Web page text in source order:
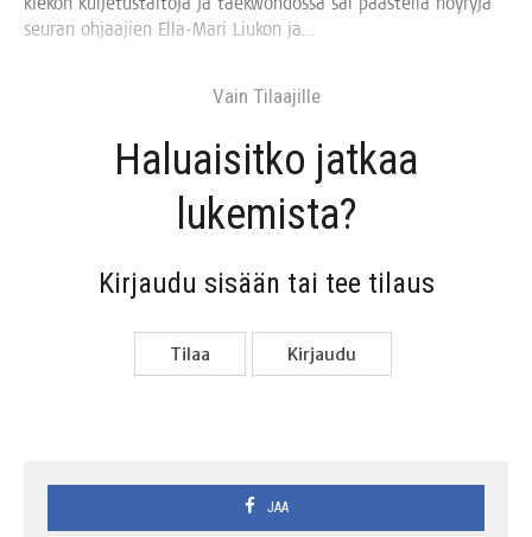
seu­ran ohjaa­jien Ella-Mari Liu­kon ja…
Vain Tilaa­jil­le
Haluai­sit­ko jat­kaa
lukemista?
Kir­jau­du sisään tai tee tilaus
Tilaa Kir­jau­du
JAA